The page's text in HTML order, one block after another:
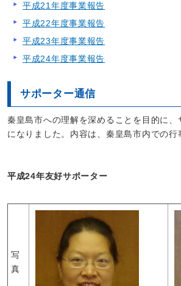
平成21年度事業報告
平成22年度事業報告
平成23年度事業報告
平成24年度事業報告
サポーター通信
秦皇島市への理解を深めることを目的に
になりました。内容は、秦皇島市内での
平成24年友好サポーター
写
真